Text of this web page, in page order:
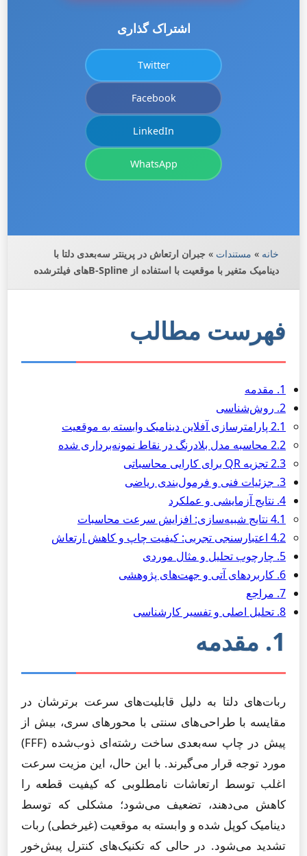
اشتراک گذاری
Twitter
Facebook
LinkedIn
WhatsApp
خانه » مستندات » جبران ارتعاش در پرینتر سه‌بعدی دلتا با
دینامیک متغیر با موقعیت با استفاده از B-Splineهای فیلترشده
فهرست مطالب
1. مقدمه
2. روش‌شناسی
2.1 پارامترسازی آفلاین دینامیک وابسته به موقعیت
2.2 محاسبه مدل بلادرنگ در نقاط نمونه‌برداری شده
2.3 تجزیه QR برای کارایی محاسباتی
3. جزئیات فنی و فرمول‌بندی ریاضی
4. نتایج آزمایشی و عملکرد
4.1 نتایج شبیه‌سازی: افزایش سرعت محاسبات
4.2 اعتبارسنجی تجربی: کیفیت چاپ و کاهش ارتعاش
5. چارچوب تحلیل و مثال موردی
6. کاربردهای آتی و جهت‌های پژوهشی
7. مراجع
8. تحلیل اصلی و تفسیر کارشناسی
1. مقدمه
ربات‌های دلتا به دلیل قابلیت‌های سرعت برترشان در
مقایسه با طراحی‌های سنتی با محورهای سری، بیش از
پیش در چاپ سه‌بعدی ساخت رشته‌ای ذوب‌شده (FFF)
مورد توجه قرار می‌گیرند. با این حال، این مزیت سرعت
اغلب توسط ارتعاشات نامطلوبی که کیفیت قطعه را
کاهش می‌دهند، تضعیف می‌شود؛ مشکلی که توسط
دینامیک کوپل شده و وابسته به موقعیت (غیرخطی) ربات
تشدید می‌شود. در حالی که تکنیک‌های کنترل پیش‌خور